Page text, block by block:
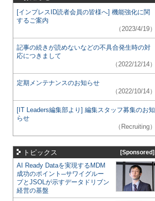
[インプレスID読者会員の皆様へ] 機能強化に関
するご案内
（2023/4/19）
記事の続きが読めないなどの不具合発生時の対
応につきまして
（2022/12/14）
定期メンテナンスのお知らせ
（2022/10/14）
[IT Leaders編集部より] 編集スタッフ募集のお知
らせ
（Recruiting）
トピックス [Sponsored]
AI Ready Dataを実現するMDM
成功のポイント─サワイグルー
プとJSOLが示すデータドリブン
経営の基盤